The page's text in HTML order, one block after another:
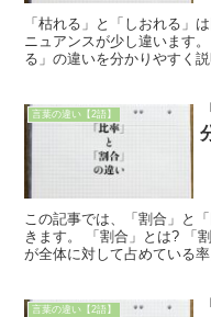
「枯れる」と「しおれる」
ニュアンスが少し違います
る」の違いを分かりやすく
言葉の違い【2語】
この記事では、「割合」と
きます。 「割合」とは? 「
が全体に対して占めている
言葉の違い【2語】